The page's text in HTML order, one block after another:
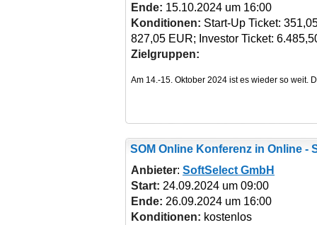
Ende: 15.10.2024 um 16:00
Konditionen: Start-Up Ticket:
827,05 EUR; Investor Ticket:
Zielgruppen:
SOM Online Konferenz in Online -
Anbieter: SoftSelect GmbH
Start: 24.09.2024 um 09:00
Ende: 26.09.2024 um 16:00
Konditionen: kostenlos